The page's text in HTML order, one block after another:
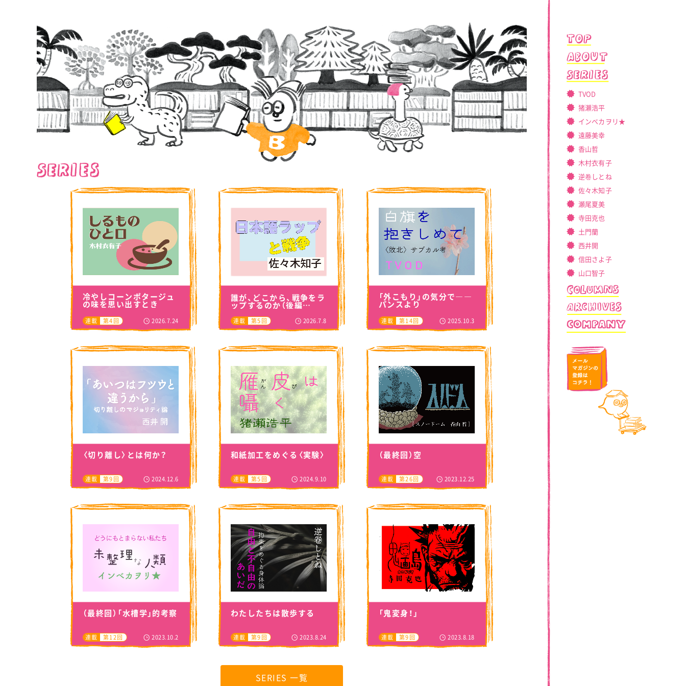
TVOD
猪瀬浩平
インベカヲリ★
遠藤美幸
香山哲
木村衣有子
逆卷しとね
佐々木知子
瀬尾夏美
寺田克也
土門蘭
西井開
信田さよ子
山口智子
冷やしコーンポタージュ
の味を思い出すとき
連載 第4回 2026.7.24
誰が、どこから、戦争をラ
ップするのか（後編…
連載 第5回 2026.7.8
「外こもり」の気分で――
パンスより
連載 第14回 2025.10.3
〈切り離し〉とは何か？
連載 第9回 2024.12.6
和紙加工をめぐる〈実験〉
連載 第5回 2024.9.10
（最終回）空
連載 第26回 2023.12.25
（最終回）「水槽学」的考察
連載 第12回 2023.10.2
わたしたちは散歩する
連載 第9回 2023.8.24
「鬼変身！」
連載 第9回 2023.8.18
SERIES 一覧